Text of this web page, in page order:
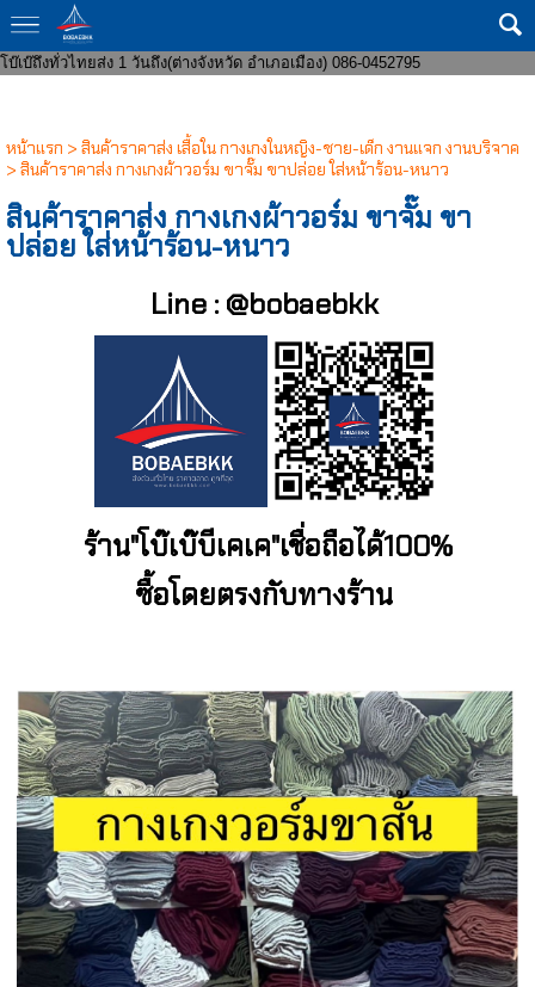
ขายส่งกางเกงในแฟชั่น 8 บาทราคาหน้าโรงงาน มีทั้งชายและหญิง งานแฟชั่น ถูก
กว่าโบ๊เบ๊ หาสินค้าบริจาคจัดส่งถึงที่ จัดหาสินค้าให้หน่วยงานราชการ ส่งของเร็ว
โบ๊เบ๊ถึงทั่วไทยส่ง 1 วันถึง(ต่างจังหวัด อำเภอเมือง) 086-0452795
หน้าแรก > สินค้าราคาส่ง เสื้อใน กางเกงในหญิง-ชาย-เด็ก งานแจก งานบริจาค
> สินค้าราคาส่ง กางเกงผ้าวอร์ม ขาจั๊ม ขาปล่อย ใส่หน้าร้อน-หนาว
สินค้าราคาส่ง กางเกงผ้าวอร์ม ขาจั๊ม ขา
ปล่อย ใส่หน้าร้อน-หนาว
Line : @bobaebkk
ร้าน"โบ๊เบ๊บีเคเค"เชื่อถือได้100%
ซื้อโดยตรงกับทางร้าน